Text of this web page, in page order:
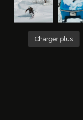
Charger plus